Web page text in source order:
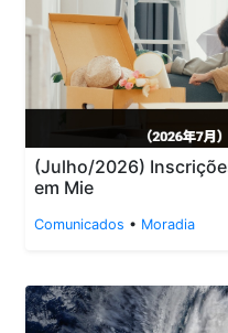
(Julho/2026)
em Mie
Comunicados • Moradia